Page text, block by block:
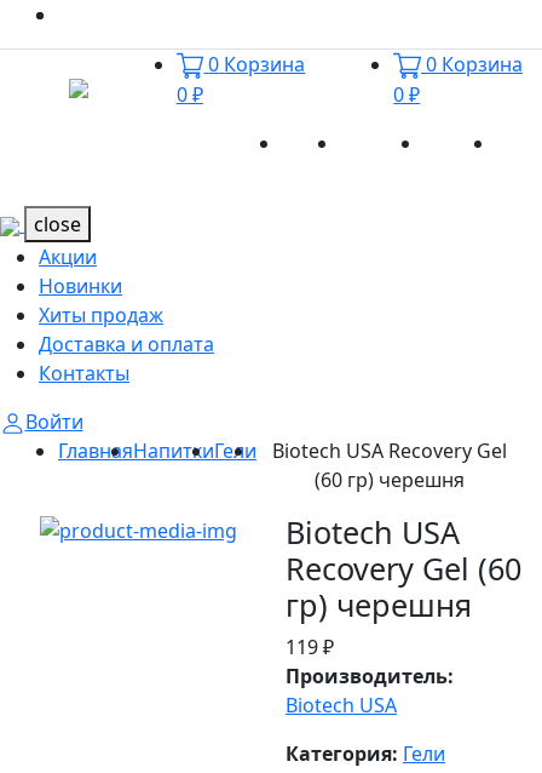
0 Корзина
0 ₽
0 Корзина
0 ₽
Акции Новинки
close
Акции
Новинки
Хиты продаж
Доставка и оплата
Контакты
Войти
ГлавнаяНапиткиГели
Biotech USA Recovery Gel
(60 гр) черешня
Biotech USA
Recovery Gel (60
гр) черешня
119 ₽
Производитель:
Biotech USA
Категория: Гели